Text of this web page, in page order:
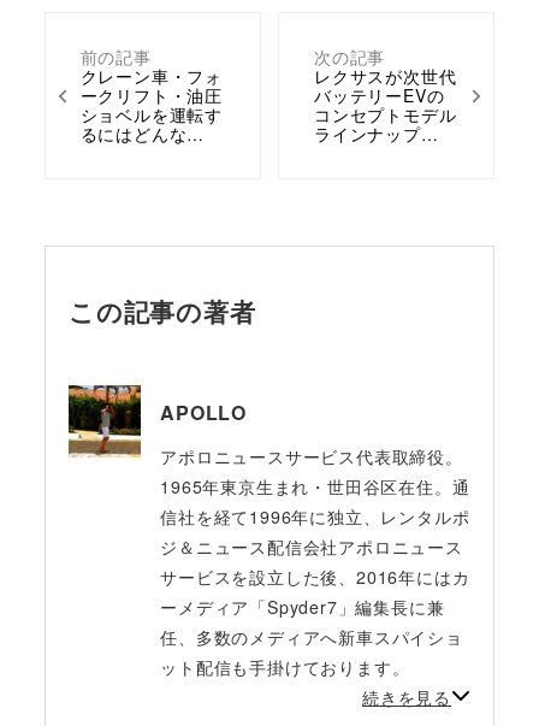
前の記事
クレーン車・フォ
ークリフト・油圧
ショベルを運転す
るにはどんな…
次の記事
レクサスが次世代
バッテリーEVの
コンセプトモデル
ラインナップ…
この記事の著者
APOLLO
アポロニュースサービス代表取締役。
1965年東京生まれ・世田谷区在住。通
信社を経て1996年に独立、レンタルポ
ジ＆ニュース配信会社アポロニュース
サービスを設立した後、2016年にはカ
ーメディア「Spyder7」編集長に兼
任、多数のメディアへ新車スパイショ
ット配信も手掛けております。
続きを見る